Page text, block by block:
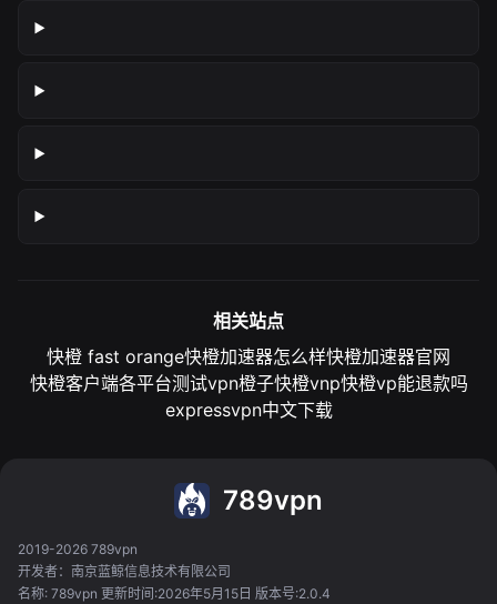
相关站点
快橙 fast orange快橙加速器怎么样快橙加速器官网
快橙客户端各平台测试vpn橙子快橙vnp快橙vp能退款吗
expressvpn中文下载
789vpn
2019-2026 789vpn
开发者：南京蓝鲸信息技术有限公司
名称: 789vpn 更新时间:2026年5月15日 版本号:2.0.4